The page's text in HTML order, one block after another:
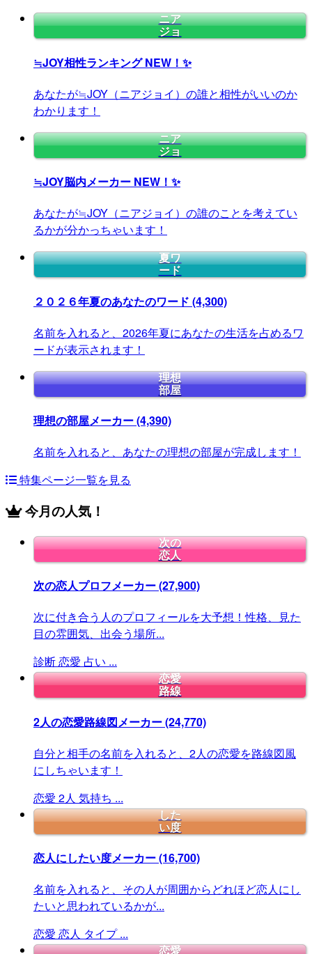
ニア
ジョ
≒JOY相性ランキングNEW！✨
あなたが≒JOY（ニアジョイ）の誰と相性がいいのか
わかります！
ニア
ジョ
≒JOY脳内メーカー NEW！✨
あなたが≒JOY（ニアジョイ）の誰のことを考えてい
るかが分かっちゃいます！
夏ワ
ード
２０２６年夏のあなたのワード (4,300)
名前を入れると、2026年夏にあなたの生活を占めるワ
ードが表示されます！
理想
部屋
理想の部屋メーカー(4,390)
名前を入れると、あなたの理想の部屋が完成します！
特集ページ一覧を見る
今月の人気！
次の
恋人
次の恋人プロフメーカー(27,900)
次に付き合う人のプロフィールを大予想！性格、見た
目の雰囲気、出会う場所...
診断恋愛 占い ...
恋愛
路線
2人の恋愛路線図メーカー(24,770)
自分と相手の名前を入れると、2人の恋愛を路線図風
にしちゃいます！
恋愛 2人 気持ち ...
した
い度
恋人にしたい度メーカー(16,700)
名前を入れると、その人が周囲からどれほど恋人にし
たいと思われているかが...
恋愛 恋人 タイプ ...
恋愛